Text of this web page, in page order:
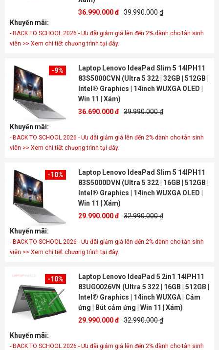
36.990.000 đ 39.990.000 ₫
Khuyến mãi:
- BACK TO SCHOOL 2026 - Ưu đãi giảm giá lên đến 2% dành cho tân sinh
viên >> Xem chi tiết chương trình tại đây.
-9%
Laptop Lenovo IdeaPad Slim 5 14IPH11
83S5000CVN (Ultra 5 322 | 32GB | 512GB |
Intel® Graphics | 14inch WUXGA OLED |
Win 11 | Xám)
36.690.000 đ 39.990.000 ₫
Khuyến mãi:
- BACK TO SCHOOL 2026 - Ưu đãi giảm giá lên đến 2% dành cho tân sinh
viên >> Xem chi tiết chương trình tại đây.
-10%
Laptop Lenovo IdeaPad Slim 5 14IPH11
83S5000DVN (Ultra 5 322 | 16GB | 512GB |
Intel® Graphics | 14inch WUXGA OLED |
Win 11 | Xám)
29.990.000 đ 32.990.000 ₫
Khuyến mãi:
- BACK TO SCHOOL 2026 - Ưu đãi giảm giá lên đến 2% dành cho tân sinh
viên >> Xem chi tiết chương trình tại đây.
-10%
Laptop Lenovo IdeaPad 5 2in1 14IPH11
83UG0026VN (Ultra 5 322 | 16GB | 512GB |
Intel® Graphics | 14inch WUXGA | Cảm
ứng | Bút cảm ứng | Win 11 | Xám)
29.990.000 đ 32.990.000 ₫
Khuyến mãi:
- BACK TO SCHOOL 2026 - Ưu đãi giảm giá lên đến 2% dành cho tân sinh